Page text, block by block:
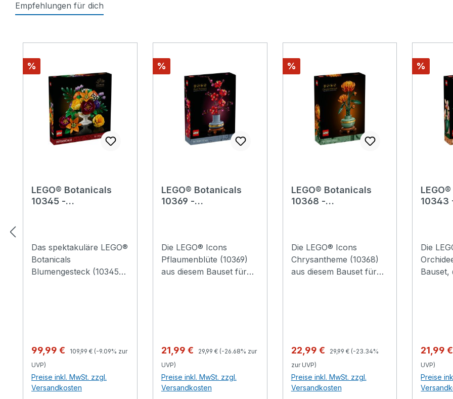
Empfehlungen für dich
Rabatt
%
LEGO® Botanicals
10345 -
Das spektakuläre LEGO®
Botanicals
Blumengesteck (10345)
Frauen und Männer.
Beim Bauen dieser
niemals welkenden
Blumen-Deko fürs
Wohnzimmer oder Büro
Verkaufspreis:
99,99 € Regulärer Preis:
109,99 € (-9.09% zur
UVP)
Preise inkl. MwSt. zzgl.
Versandkosten
Rabatt
%
LEGO® Botanicals
10369 -
Die LEGO® Icons
Pflaumenblüte (10369)
aus diesem Bauset für
chinesischen
Tuschegemälden und
eine Pflanze aus dem
klassischen Quartett der
Vier Edlen. Freu dich auf
Verkaufspreis:
21,99 € Regulärer Preis:
29,99 € (-26.68% zur
UVP)
Preise inkl. MwSt. zzgl.
Versandkosten
Rabatt
%
LEGO® Botanicals
10368 -
Die LEGO® Icons
Chrysantheme (10368)
aus diesem Bauset für
chinesischen
Kunstwerken und
symbolisiert im
klassischen Quartett der
Vier Edlen den Herbst.
Verkaufspreis:
22,99 € Regulärer Preis:
29,99 € (-23.34%
zur UVP)
Preise inkl. MwSt. zzgl.
Versandkosten
Rabatt
%
10343
Die
Bauset,
Die
21,99 €
UVP)
Preise